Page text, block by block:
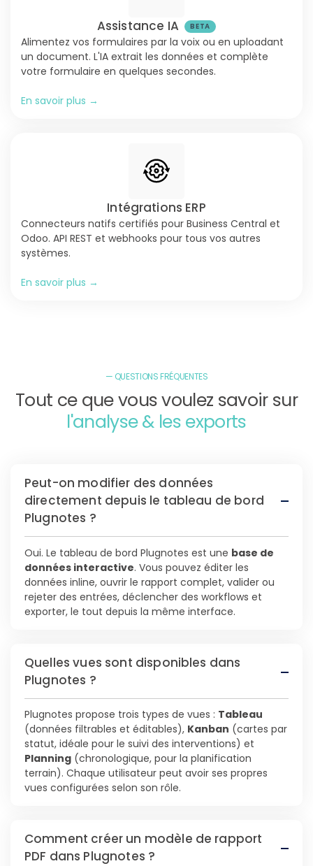
Assistance IA
Alimentez vos formulaires par la voix ou en uploadant
un document. L'IA extrait les données et complète
votre formulaire en quelques secondes.
En savoir plus →
Intégrations ERP
Connecteurs natifs certifiés pour Business Central et
Odoo. API REST et webhooks pour tous vos autres
systèmes.
En savoir plus →
— QUESTIONS FRÉQUENTES
Tout ce que vous voulez savoir sur
l'analyse & les exports
Peut-on modifier des données
directement depuis le tableau de bord
Plugnotes ?
Oui. Le tableau de bord Plugnotes est une base de
données interactive. Vous pouvez éditer les
données inline, ouvrir le rapport complet, valider ou
rejeter des entrées, déclencher des workflows et
exporter, le tout depuis la même interface.
Quelles vues sont disponibles dans
Plugnotes ?
Plugnotes propose trois types de vues : Tableau
(données filtrables et éditables), Kanban (cartes par
statut, idéale pour le suivi des interventions) et
Planning (chronologique, pour la planification
terrain). Chaque utilisateur peut avoir ses propres
vues configurées selon son rôle.
Comment créer un modèle de rapport
PDF dans Plugnotes ?